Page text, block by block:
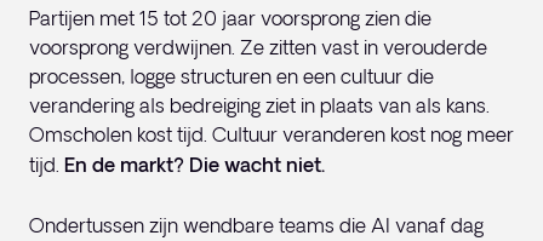
Partijen met 15 tot 20 jaar voorsprong zien die
voorsprong verdwijnen. Ze zitten vast in verouderde
processen, logge structuren en een cultuur die
verandering als bedreiging ziet in plaats van als kans.
Omscholen kost tijd. Cultuur veranderen kost nog meer
tijd. En de markt? Die wacht niet.
Ondertussen zijn wendbare teams die AI vanaf dag